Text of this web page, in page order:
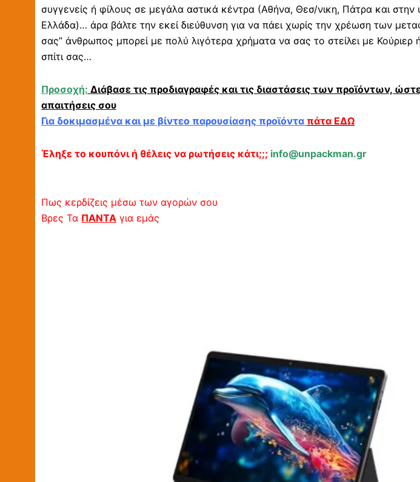
συγγενείς ή φίλους σε μεγάλα αστικά κέντρα (Αθήνα, Θεσ/νικη, Πάτρα και στην
Ελλάδα)… άρα βάλτε την εκεί διεύθυνση για να πάει χωρίς την χρέωση των
σας” άνθρωπος μπορεί με πολύ λιγότερα χρήματα να σας το στείλει με
σπίτι σας…
Προσοχή: Διάβασε τις προδιαγραφές και τις διαστάσεις των προϊόντων,
απαιτήσεις σου
Για δοκιμασμένα και με βίντεο παρουσίασης προϊόντα πάτα ΕΔΩ
Έληξε το κουπόνι ή θέλεις να ρωτήσεις κάτι;;; info@unpackman.gr
Πως κερδίζεις μέσω των αγορών σου
Βρες Τα ΠΑΝΤΑ για εμάς